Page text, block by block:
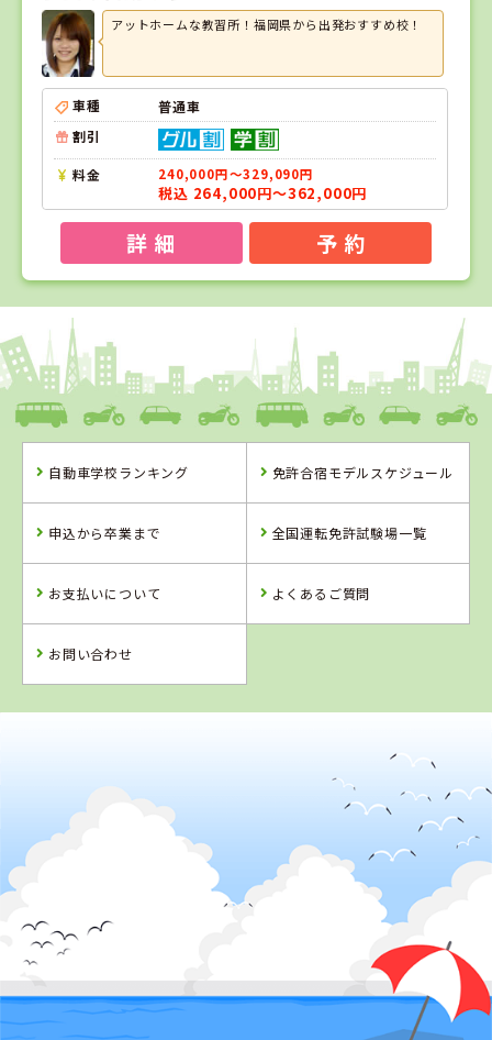
アットホームな教習所！福岡県から出発おすすめ校！
車種
普通車
割引
料金 240,000円～329,090円
税込 264,000円～362,000円
詳 細 予 約
1
熊本県
中球磨モータースクール
詳 細 予 約
詳 細 予 約
スクール
詳 細
予 約
詳 細
校
4位
学校
詳 細
予 約
5位
福岡県
アイルモーター
予 約
6位
沖縄県
北丘自動車学校
詳 細
予 約
自動車学校ランキング 免許合宿モデルスケジュール
申込から卒業まで 全国運転免許試験場一覧
お支払いについて よくあるご質問
お問い合わせ